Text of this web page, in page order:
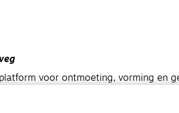
voor ontmoeting, vorming en